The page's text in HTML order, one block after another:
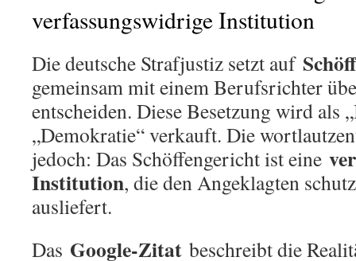
verfassungswidrige Institution
Die deutsche Strafjustiz setzt auf
gemeinsam mit einem Berufsrichter
entscheiden. Diese Besetzung wird als
„Demokratie“ verkauft. Die
jedoch: Das Schöffengericht ist eine
Institution, die den Angeklagten
ausliefert.
Das Google-Zitat beschreibt die